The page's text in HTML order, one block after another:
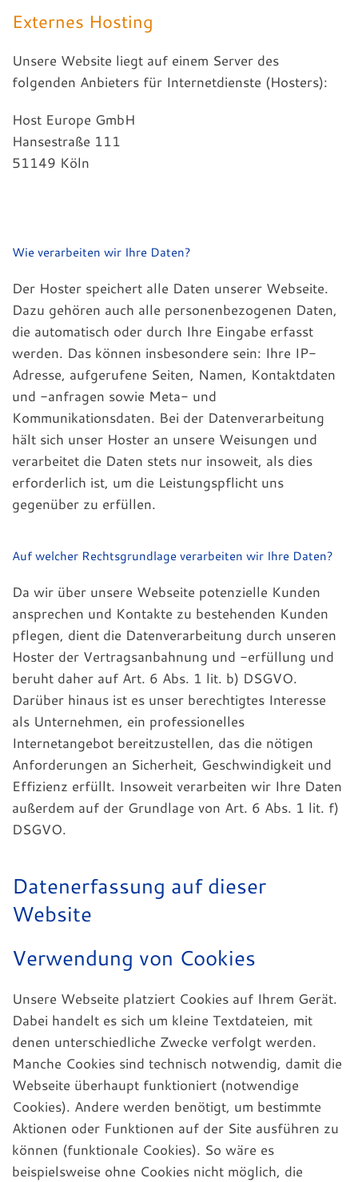
Externes Hosting
Unsere Website liegt auf einem Server des
folgenden Anbieters für Internetdienste (Hosters):
Host Europe GmbH
Hansestraße 111
51149 Köln
Wie verarbeiten wir Ihre Daten?
Der Hoster speichert alle Daten unserer Webseite.
Dazu gehören auch alle personenbezogenen Daten,
die automatisch oder durch Ihre Eingabe erfasst
werden. Das können insbesondere sein: Ihre IP-
Adresse, aufgerufene Seiten, Namen, Kontaktdaten
und -anfragen sowie Meta- und
Kommunikationsdaten. Bei der Datenverarbeitung
hält sich unser Hoster an unsere Weisungen und
verarbeitet die Daten stets nur insoweit, als dies
erforderlich ist, um die Leistungspflicht uns
gegenüber zu erfüllen.
Auf welcher Rechtsgrundlage verarbeiten wir Ihre Daten?
Da wir über unsere Webseite potenzielle Kunden
ansprechen und Kontakte zu bestehenden Kunden
pflegen, dient die Datenverarbeitung durch unseren
Hoster der Vertragsanbahnung und -erfüllung und
beruht daher auf Art. 6 Abs. 1 lit. b) DSGVO.
Darüber hinaus ist es unser berechtigtes Interesse
als Unternehmen, ein professionelles
Internetangebot bereitzustellen, das die nötigen
Anforderungen an Sicherheit, Geschwindigkeit und
Effizienz erfüllt. Insoweit verarbeiten wir Ihre Daten
außerdem auf der Grundlage von Art. 6 Abs. 1 lit. f)
DSGVO.
Datenerfassung auf dieser
Website
Verwendung von Cookies
Unsere Webseite platziert Cookies auf Ihrem Gerät.
Dabei handelt es sich um kleine Textdateien, mit
denen unterschiedliche Zwecke verfolgt werden.
Manche Cookies sind technisch notwendig, damit die
Webseite überhaupt funktioniert (notwendige
Cookies). Andere werden benötigt, um bestimmte
Aktionen oder Funktionen auf der Site ausführen zu
können (funktionale Cookies). So wäre es
beispielsweise ohne Cookies nicht möglich, die